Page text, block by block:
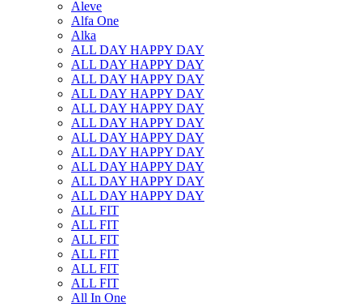
Aleve
Alfa One
Alka
ALL DAY HAPPY DAY
ALL DAY HAPPY DAY
ALL DAY HAPPY DAY
ALL DAY HAPPY DAY
ALL DAY HAPPY DAY
ALL DAY HAPPY DAY
ALL DAY HAPPY DAY
ALL DAY HAPPY DAY
ALL DAY HAPPY DAY
ALL DAY HAPPY DAY
ALL DAY HAPPY DAY
ALL FIT
ALL FIT
ALL FIT
ALL FIT
ALL FIT
ALL FIT
All In One